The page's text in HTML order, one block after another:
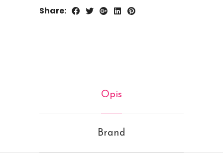
Share:
Opis
Brand